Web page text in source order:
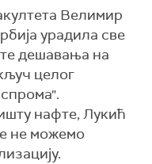
Велимир
урадила све
дешавања на
целог
нафте, Лукић
не можемо